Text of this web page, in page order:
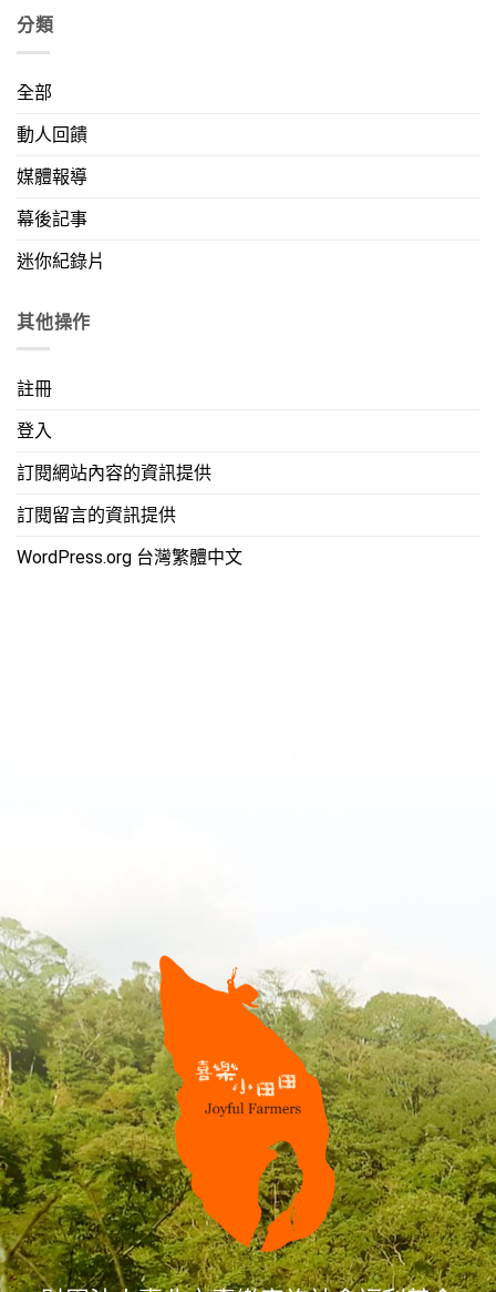
分類
全部
動人回饋
媒體報導
幕後記事
迷你紀錄片
其他操作
註冊
登入
訂閱網站內容的資訊提供
訂閱留言的資訊提供
WordPress.org 台灣繁體中文